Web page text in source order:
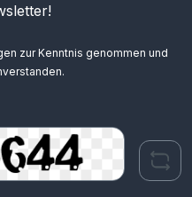
zur Kenntnis genommen und